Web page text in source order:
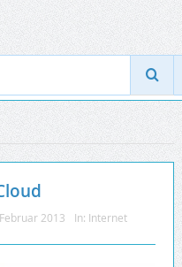
2013 In: Internet